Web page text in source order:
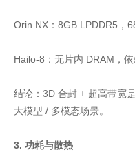
Orin NX：8GB LPDDR5，
Hailo-8：无片内 DRAM，
结论：3D 合封 + 超高带宽
大模型 / 多模态场景。
3. 功耗与散热